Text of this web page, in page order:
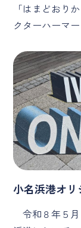
「はまどおり
クターハーマ
小名浜港オ
令和８年５